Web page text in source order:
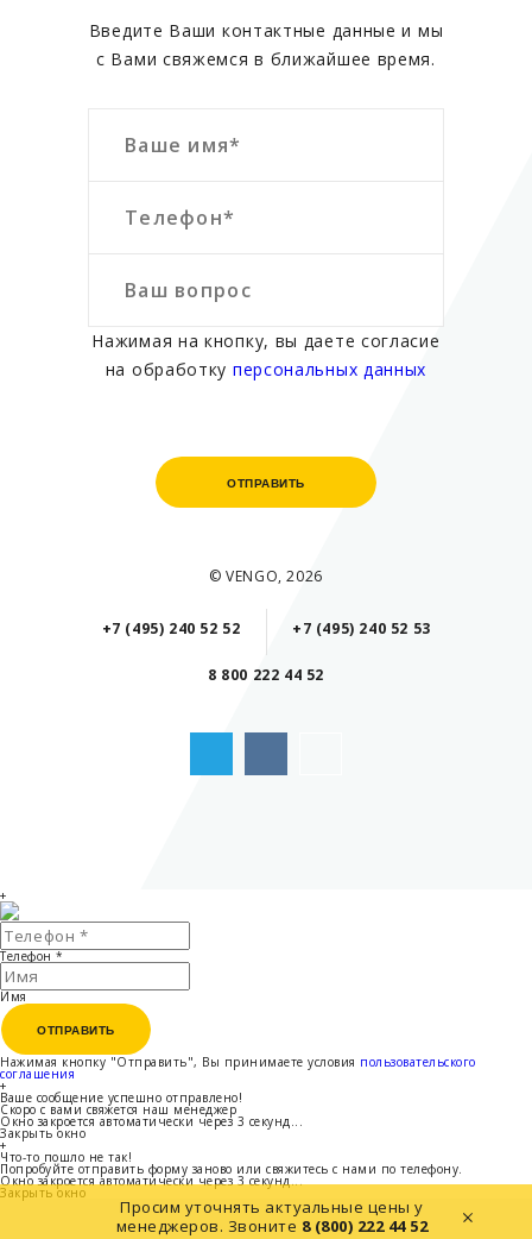
Введите Ваши контактные данные и мы
с Вами свяжемся в ближайшее время.
Нажимая на кнопку, вы даете согласие
на обработку персональных данных
ОТПРАВИТЬ
ОТПРАВИТЬ
© VENGO, 2026
+7 (495) 240 52 52 +7 (495) 240 52 53
8 800 222 44 52
+
Телефон *
Имя
ОТПРАВИТЬ
ОТПРАВИТЬ
Нажимая кнопку "Отправить", Вы принимаете условия пользовательского
соглашения
+
Ваше сообщение успешно отправлено!
Скоро с вами свяжется наш менеджер
Окно закроется автоматически через 3 секунд...
Закрыть окно
+
Что-то пошло не так!
Попробуйте отправить форму заново или свяжитесь с нами по телефону.
Окно закроется автоматически через3секунд...
Закрыть окно
Просим уточнять актуальные цены у
менеджеров. Звоните 8 (800) 222 44 52